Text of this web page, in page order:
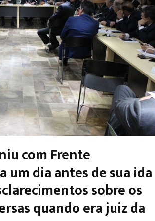
com Frente
um dia antes de sua ida
sobre os
quando era juiz da